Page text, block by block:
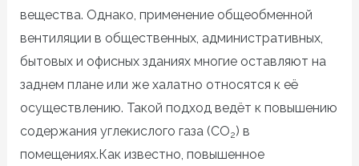
вещества. Однако, применение общеобменной
вентиляции в общественных, административных,
бытовых и офисных зданиях многие оставляют на
заднем плане или же халатно относятся к её
осуществлению. Такой подход ведёт к повышению
содержания углекислого газа (CO2) в
помещениях.Как известно, повышенное